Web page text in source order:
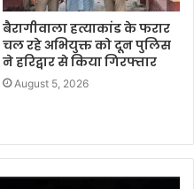
बैरागीवाला हत्याकांड के फरार
चल रहे अभियुक्त को दून पुलिस
ने हरिद्वार से किया गिरफ्तार
August 5, 2026